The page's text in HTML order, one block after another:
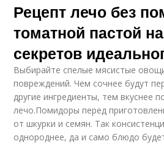
Рецепт лечо без
томатной пастой
секретов
Выбирайте спелые мясистые
повреждений. Чем сочнее будут
другие ингредиенты, тем вкуснее
лечо.Помидоры перед
от шкурки и семян. Так
однороднее, да и само блюдо